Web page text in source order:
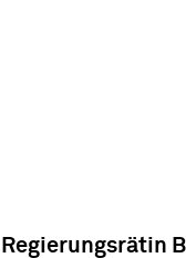
Regierungsrätin